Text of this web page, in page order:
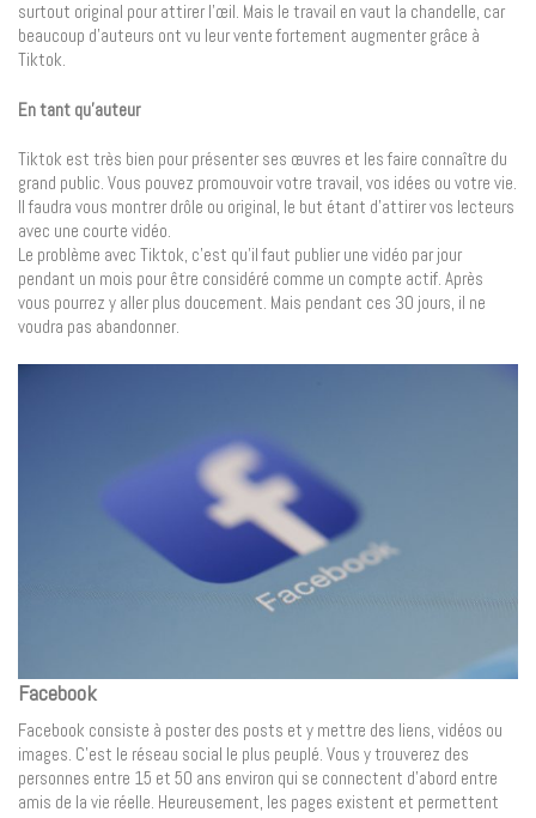
surtout original pour attirer l’œil. Mais le travail en vaut la chandelle, car
beaucoup d’auteurs ont vu leur vente fortement augmenter grâce à
Tiktok.
En tant qu’auteur
Tiktok est très bien pour présenter ses œuvres et les faire connaître du
grand public. Vous pouvez promouvoir votre travail, vos idées ou votre vie.
Il faudra vous montrer drôle ou original, le but étant d’attirer vos lecteurs
avec une courte vidéo.
Le problème avec Tiktok, c’est qu’il faut publier une vidéo par jour
pendant un mois pour être considéré comme un compte actif. Après
vous pourrez y aller plus doucement. Mais pendant ces 30 jours, il ne
voudra pas abandonner.
Facebook
Facebook consiste à poster des posts et y mettre des liens, vidéos ou
images. C’est le réseau social le plus peuplé. Vous y trouverez des
personnes entre 15 et 50 ans environ qui se connectent d’abord entre
amis de la vie réelle. Heureusement, les pages existent et permettent